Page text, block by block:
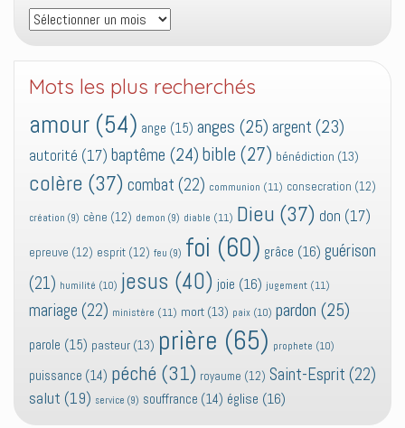
Archives
Mots les plus recherchés
amour (54) ange (15) anges (25) argent (23)
autorité (17) baptême (24) bible (27) bénédiction (13)
colère (37) combat (22) communion (11) consecration (12)
création (9) cène (12) demon (9) diable (11) Dieu (37) don (17)
epreuve (12) esprit (12) feu (9) foi (60) grâce (16) guérison
(21) humilité (10) jesus (40) joie (16) jugement (11)
mariage (22) ministère (11) mort (13) paix (10) pardon (25)
parole (15) pasteur (13) prière (65) prophete (10)
puissance (14) péché (31) royaume (12) Saint-Esprit (22)
salut (19) service (9) souffrance (14) église (16)